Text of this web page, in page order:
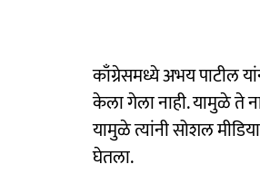
काँग्रेसमध्ये अभय पाटील
केला गेला नाही. यामुळे ते
यामुळे त्यांनी सोशल
घेतला.